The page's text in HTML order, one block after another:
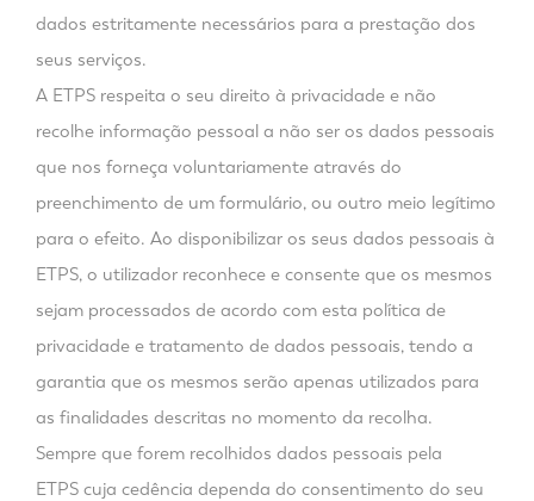
dados estritamente necessários para a prestação dos
seus serviços.
A ETPS respeita o seu direito à privacidade e não
recolhe informação pessoal a não ser os dados pessoais
que nos forneça voluntariamente através do
preenchimento de um formulário, ou outro meio legítimo
para o efeito. Ao disponibilizar os seus dados pessoais à
ETPS, o utilizador reconhece e consente que os mesmos
sejam processados de acordo com esta política de
privacidade e tratamento de dados pessoais, tendo a
garantia que os mesmos serão apenas utilizados para
as finalidades descritas no momento da recolha.
Sempre que forem recolhidos dados pessoais pela
ETPS cuja cedência dependa do consentimento do seu